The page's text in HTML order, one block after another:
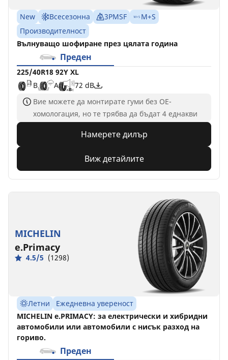
New Всесезонна 3PMSF
M+S
Производителност
Вълнуващо шофиране през цялата година
Преден
225/40R18 92Y XL
B
A
72 dB
Вие можете да монтирате гуми без ОЕ-
хомологация, но те трябва да бъдат 4 еднакви
Намерете дилър
Виж детайлите
MICHELIN
e.Primacy
4.5/5 (1298)
Летни
Ежедневна увереност
MICHELIN e.PRIMACY: за електрически и хибридни
автомобили или автомобили с нисък разход на
гориво.
Преден